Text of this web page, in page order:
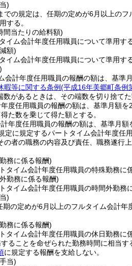
)
での規定は、任期の定めが6月以上の
する。
間当たりの給料額)
イム会計年度任用職員について準用する
額)
イム会計年度任用職員について準用する
会計年度任用職員の報酬の額は、基
暇等に関する条例(平成16年美郷町条例
数があるときは、その端数を切り捨て
度任用職員の報酬の額は、基準月額
た数を乗じて得た額とする。
年度任用職員の報酬の額は、基準月額
定に規定するパートタイム会計年度任
者の職務の内容及び責任、職務遂行
務に係る報酬)
タイム会計年度任用職員の特殊勤務に
勤務に係る報酬)
タイム会計年度任用職員の時間外勤務
)
期の定めが6月以上のフルタイム会計年
務に係る報酬)
タイム会計年度任用職員の休日勤務に
ることを命ぜられた勤務時間に相当
に規定する報酬を支給しない。
当)